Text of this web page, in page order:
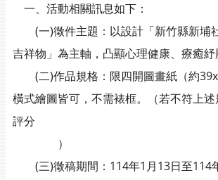
一、活動相關訊息如下：
(一)徵件主題：以設計「新竹縣新埔
吉祥物」為主軸，凸顯心理健康、療癒紓
(二)作品規格：限四開圖畫紙（約
橫式繪圖皆可，不需裱框。（若不符上
評分
）
(三)徵稿期間：114年1月13日至114年